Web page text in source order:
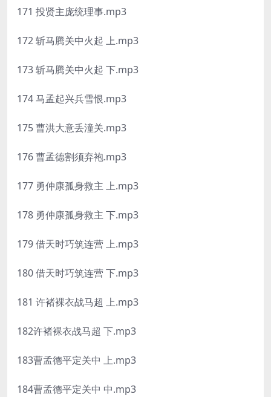
171 投贤主庞统理事.mp3
172 斩马腾关中火起 上.mp3
173 斩马腾关中火起 下.mp3
174 马孟起兴兵雪恨.mp3
175 曹洪大意丢潼关.mp3
176 曹孟德割须弃袍.mp3
177 勇仲康孤身救主 上.mp3
178 勇仲康孤身救主 下.mp3
179 借天时巧筑连营 上.mp3
180 借天时巧筑连营 下.mp3
181 许褚裸衣战马超 上.mp3
182许褚裸衣战马超 下.mp3
183曹孟德平定关中 上.mp3
184曹孟德平定关中 中.mp3